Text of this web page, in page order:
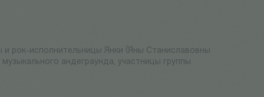
и рок-исполнительницы Янки (Яны Станиславовны
андеграунда, участницы группы